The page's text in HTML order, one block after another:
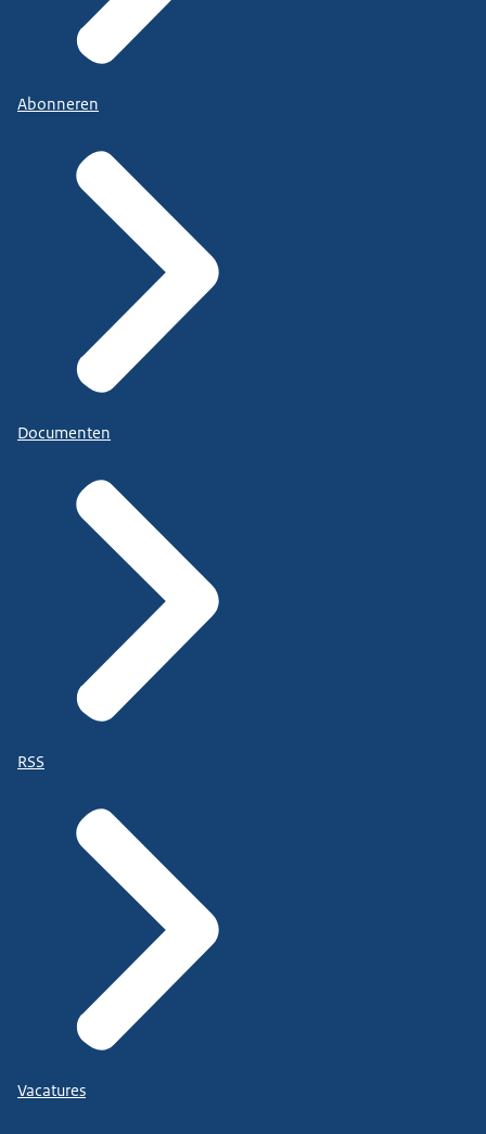
Abonneren
Documenten
RSS
Vacatures